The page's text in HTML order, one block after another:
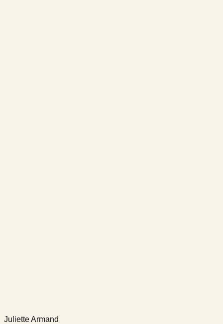
Juliette Armand